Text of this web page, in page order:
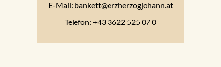
E-Mail: bankett@erzherzogjohann.at
Telefon: +43 3622 525 07 0